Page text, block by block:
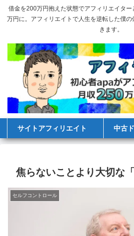
借金を200万円抱えた状態でアフィリエイタ
万円に。アフィリエイトで人生を逆転した僕
きます。
サイトアフィリエイト 中古
焦らないことより大切な
セルフコントロール